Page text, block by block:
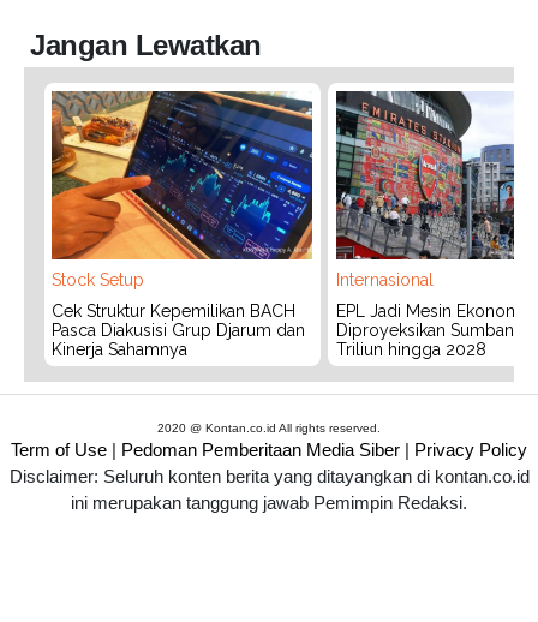
Jangan Lewatkan
Stock Setup
Cek Struktur Kepemilikan BACH
Pasca Diakusisi Grup Djarum dan
Kinerja Sahamnya
Internasional
EPL Jadi Mesin Ekonomi
Diproyeksikan Sumbang
Triliun hingga 2028
2020 @ Kontan.co.id All rights reserved.
Term of Use | Pedoman Pemberitaan Media Siber | Privacy Policy
Disclaimer: Seluruh konten berita yang ditayangkan di kontan.co.id
ini merupakan tanggung jawab Pemimpin Redaksi.